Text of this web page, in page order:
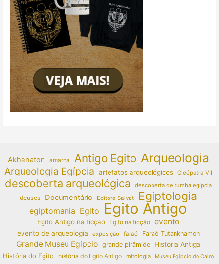
Akhenaton amarna Antigo Egito Arqueologia
Arqueologia Egípcia artefatos arqueológicos Cleópatra VII
descoberta arqueológica descoberta de tumba egípcia
deuses Documentário Editora Salvat Egiptologia
egiptomania Egito Egito Antigo
Egito Antigo na ficção Egito na ficção evento
evento de arqueologia exposição faraó Faraó Tutankhamon
Grande Museu Egípcio grande pirâmide
História Antiga
História do Egito
história do Egito Antigo mitologia Museu Egípcio do Cairo